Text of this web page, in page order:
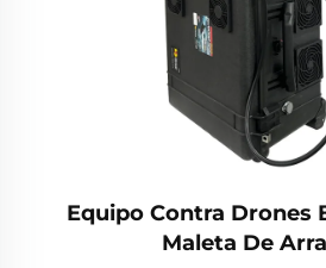
Equipo Contra Drones
Maleta De